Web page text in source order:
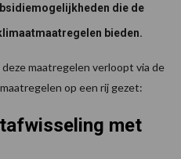
die de
bieden.
maatregelen verloopt via de
op een rij gezet:
met